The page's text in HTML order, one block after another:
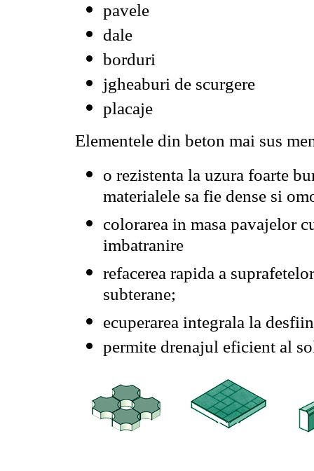
pavele
dale
borduri
jgheaburi de scurgere
placaje
Elementele din beton mai sus
o rezistenta la uzura foarte
materialele sa fie dense si
colorarea in masa pavajelor
imbatranire
refacerea rapida a
subterane;
ecuperarea integrala la
permite drenajul eficient al